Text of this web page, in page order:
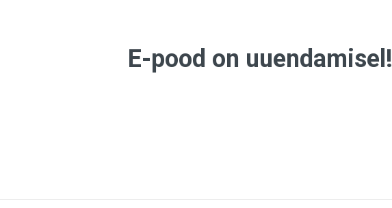
E-pood on uuendamisel!